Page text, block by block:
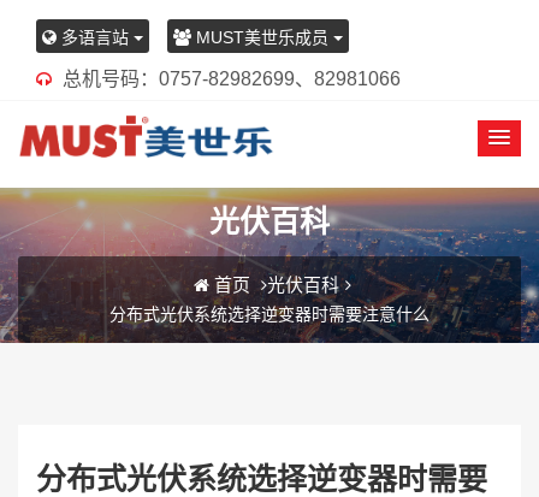
多语言站 MUST美世乐成员
总机号码：0757-82982699、82981066
光伏百科
首页 光伏百科
分布式光伏系统选择逆变器时需要注意什么
分布式光伏系统选择逆变器时需要